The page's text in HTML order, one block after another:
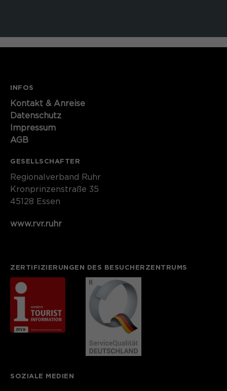
INFOS
Kontakt​​​​​ & Anreise
Datenschutz
Impressum
AGB
GESELLSCHAFTER
Regionalverband Ruhr
Kronprinzenstraße 35
45128 Essen
www.rvr.ruhr
ZERTIFIZIERUNGEN DES BESUCHERZENTRUMS
SOZIALE MEDIEN